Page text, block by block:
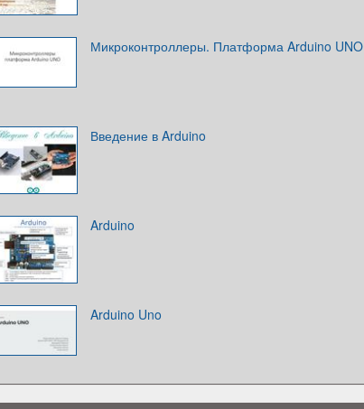
Микроконтроллеры. Платформа Arduino UNO
Введение в Arduino
Arduino
Arduino Uno